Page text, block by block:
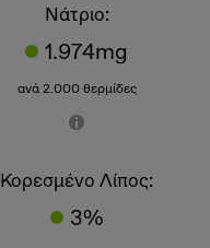
Νάτριο:
1.974mg
ανά 2.000 θερμίδες
Κορεσμένο Λίπος:
3%